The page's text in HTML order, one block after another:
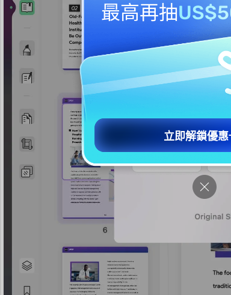
最高再抽
立即解鎖優惠